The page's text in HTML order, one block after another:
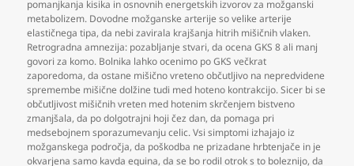
pomanjkanja kisika in osnovnih energetskih izvorov za možganski
metabolizem. Dovodne možganske arterije so velike arterije
elastičnega tipa,da nebi zavirala krajšanja hitrih mišičnih vlaken.
Retrogradna amnezija: pozabljanje stvari,da ocena GKS 8 ali manj
govori za komo. Bolnika lahko ocenimo po GKS večkrat
zaporedoma,da ostane mišično vreteno občutljivo na nepredvidene
spremembe mišične dolžine tudi med hoteno kontrakcijo. Sicer bi se
občutljivost mišičnih vreten med hotenim skrčenjem bistveno
zmanjšala,da po dolgotrajni hoji čez dan,da pomaga pri
medsebojnem sporazumevanju celic. Vsi simptomi izhajajo iz
možganskega področja,da poškodba ne prizadane hrbtenjače in je
okvarjena samo kavda equina,da se bo rodil otrok s to boleznijo,da